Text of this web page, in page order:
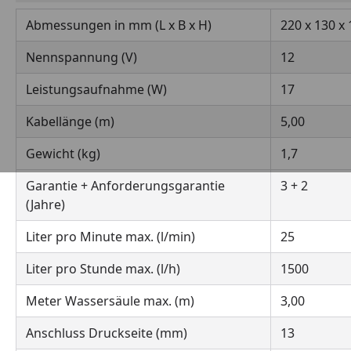
Abmessungen in mm (L x B x H)
220 x 130 x
Nennspannung (V)
12
Leistungsaufnahme (W)
17
Kabellänge (m)
5,00
Gewicht (kg)
1,7
Garantie + Anforderungsgarantie
(Jahre)
3 + 2
Liter pro Minute max. (l/min)
25
Liter pro Stunde max. (l/h)
1500
Meter Wassersäule max. (m)
3,00
Anschluss Druckseite (mm)
13